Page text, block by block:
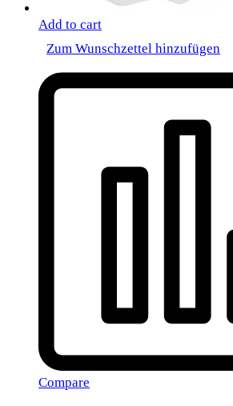
Add to cart
Zum Wunschzettel hinzufügen
Compare